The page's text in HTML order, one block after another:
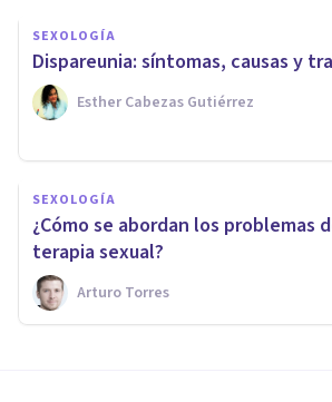
SEXOLOGÍA
Dispareunia: síntomas, causas y
Esther Cabezas Gutiérrez
SEXOLOGÍA
¿Cómo se abordan los problemas
terapia sexual?
Arturo Torres